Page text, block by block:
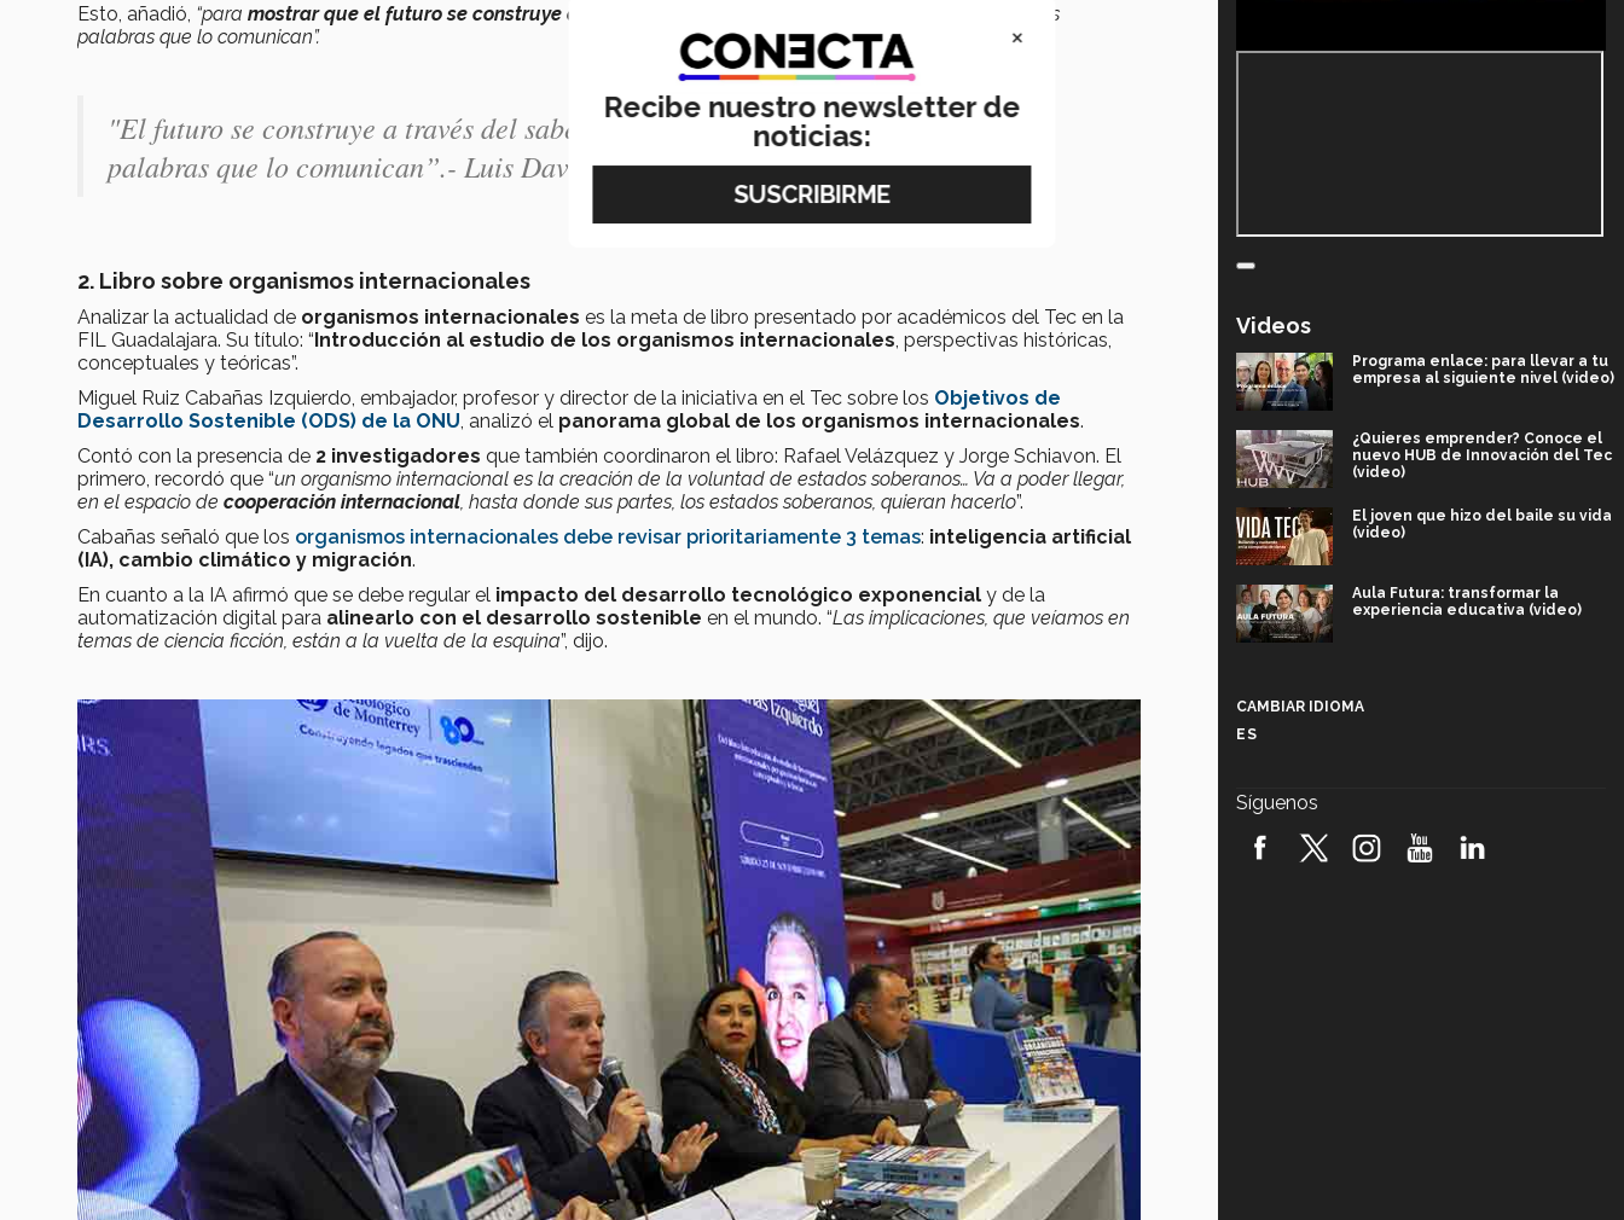
Esto, añadió, “para mostrar que el futuro se construye a través del saber
, la innovación, impacto social y de las
palabras que lo comunican”.
"El futuro se construye a través del saber, la innovación, impacto social y de las
palabras que lo comunican”.- Luis David Cabrera.
2. Libro sobre organismos internacionales
Analizar la actualidad de organismos internacionales es la meta de libro presentado por académicos del Tec en la
FIL Guadalajara. Su título: “Introducción al estudio de los organismos internacionales , perspectivas históricas,
conceptuales y teóricas”.
Miguel Ruiz Cabañas Izquierdo, embajador, profesor y director de la iniciativa en el Tec sobre los Objetivos de
Desarrollo Sostenible (ODS) de la ONU analizó el panorama global de los organismos internacionales.
Contó con la presencia de 2 investigadores que también coordinaron el libro: Rafael Velázquez y Jorge Schiavon. El
primero, recordó que “un organismo internacional es la creación de la voluntad de estados soberanos… Va a poder llegar,
en el espacio de cooperación internacional , hasta donde sus partes, los estados soberanos, quieran hacerlo”.
Cabañas señaló que los organismos internacionales debe revisar prioritariamente 3 temas: inteligencia artificial
(IA), cambio climático y migración.
En cuanto a la IA afirmó que se debe regular el impacto del desarrollo tecnológico exponencial y de la
automatización digital para alinearlo con el desarrollo sostenible en el mundo. “Las implicaciones, que veíamos en
temas de ciencia ficción, están a la vuelta de la esquina”, dijo.
Videos
Programa enlace: para llevar a tu
empresa al siguiente nivel (video)
¿Quieres emprender? Conoce el
nuevo HUB de Innovación del Tec
(video)
El joven que hizo del baile su vida
(video)
Aula Futura: transformar la
experiencia educativa (video)
robótica FIRST 2026! (video)
CAMBIAR IDIOMA
ES
Síguenos
×
Recibe nuestro newsletter de
noticias: